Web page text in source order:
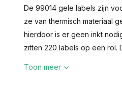
De 99014 gele labels zijn
ze van thermisch materiaal
hierdoor is er geen inkt
zitten 220 labels op een rol.
Toon meer